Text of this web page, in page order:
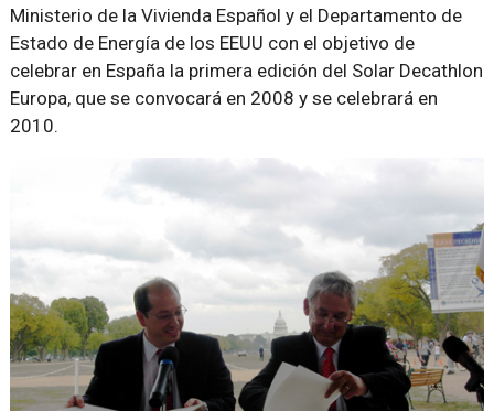
Ministerio de la Vivienda Español y el Departamento de
Estado de Energía de los EEUU con el objetivo de
celebrar en España la primera edición del Solar Decathlon
Europa, que se convocará en 2008 y se celebrará en
2010.